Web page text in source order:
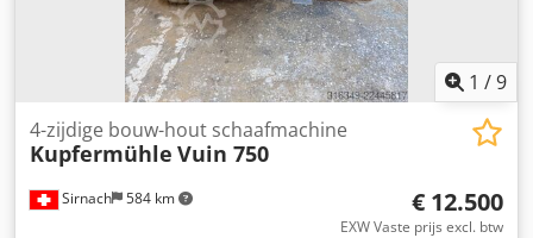
zware balken of modellen met een vorkheftruck. Er zijn ook
lange arbeidstafels in verschillende afmetingen
beschikbaar.
1 /9
Sirnach 584 km
4-zijdige bouw-hout schaafmachine
Kupfermühle Vuin 750
€ 12.500
EXW Vaste prijs excl. btw